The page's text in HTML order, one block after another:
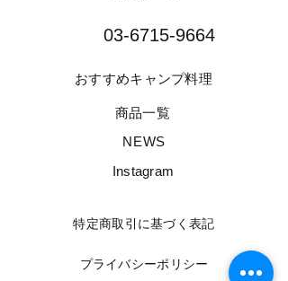
03-6715-9664​
​おすすめキャンプ料理
​商品一覧
​NEWS
​Instagram
​特定商取引に基づく表記
​プライバシーポリシー